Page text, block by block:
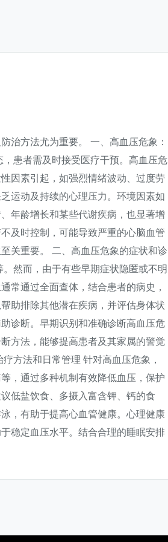
治方法尤为重要。 一、高血压危象：
患者需及时接受医疗干预。高血压危
因素引起，如强烈情绪波动、过度劳
运动及持续的心理压力。环境因素如
年龄增长和某些代谢疾病，也显著增
及时控制，可能导致严重的心脑血管
关重要。 二、高血压危象的症状和诊
然而，由于有些早期症状隐匿或不明
常通过全面查体，结合患者的病史，
助排除其他潜在疾病，并评估身体状
诊断。早期识别和准确诊断高血压危
方法，能够提高患者及其家属的警觉
方法和日常管理 针对高血压危象，
，通过多种机制有效降低血压，保护
低盐饮食、多摄入富含钾、钙的食
，有助于提高心血管健康。心理健康
稳定血压水平。结合合理的睡眠安排